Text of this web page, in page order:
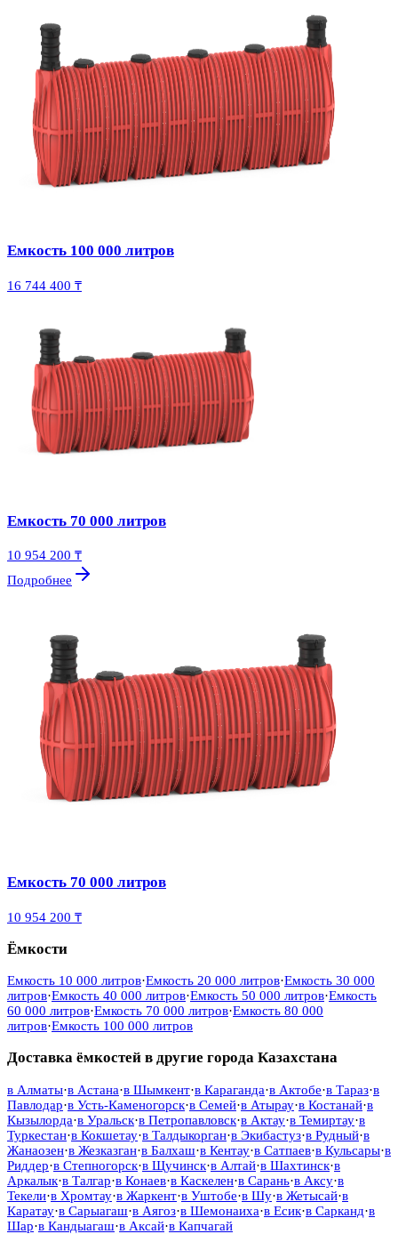
Емкость 100 000 литров
16 744 400 ₸
Емкость 70 000 литров
10 954 200 ₸
Подробнее
Емкость 70 000 литров
10 954 200 ₸
Ёмкости
Емкость 10 000 литров·Емкость 20 000 литров·Емкость 30 000
литров·Емкость 40 000 литров·Емкость 50 000 литров·Емкость
60 000 литров·Емкость 70 000 литров·Емкость 80 000
литров·Емкость 100 000 литров
Доставка ёмкостей в другие города Казахстана
в Алматы·в Астана·в Шымкент·в Караганда·в Актобе·в Тараз·в
Павлодар·в Усть-Каменогорск·в Семей·в Атырау·в Костанай·в
Кызылорда·в Уральск·в Петропавловск·в Актау·в Темиртау·в
Туркестан·в Кокшетау·в Талдыкорган·в Экибастуз·в Рудный·в
Жанаозен·в Жезказган·в Балхаш·в Кентау·в Сатпаев·в Кульсары·в
Риддер·в Степногорск·в Щучинск·в Алтай·в Шахтинск·в
Аркалык·в Талгар·в Конаев·в Каскелен·в Сарань·в Аксу·в
Текели·в Хромтау·в Жаркент·в Уштобе·в Шу·в Жетысай·в
Каратау·в Сарыагаш·в Аягоз·в Шемонаиха·в Есик·в Сарканд·в
Шар·в Кандыагаш·в Аксай·в Капчагай